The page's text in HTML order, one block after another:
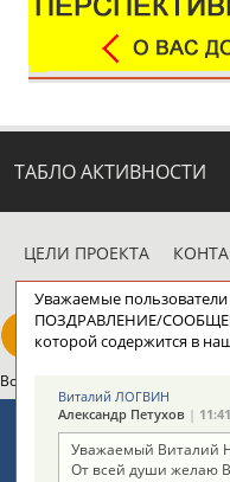
ТАБЛО АКТИВНОСТИ
ЦЕЛИ ПРОЕКТА
Вопросы сотрудничества и
Адресов в новостной
Подпишись
Уважаемые
ПОЗДРАВЛЕНИЕ/
которой содержится в
Виталий ЛОГВИН
Александр Петухов| 11:41
Уважаемый Виталий
От всей души желаю